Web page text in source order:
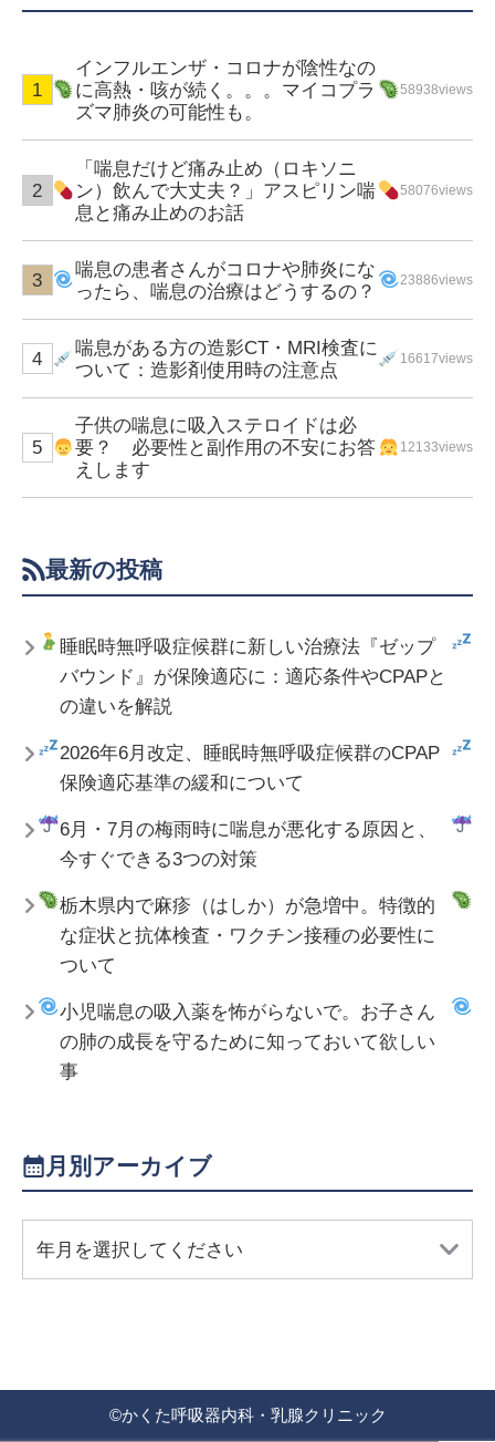
インフルエンザ・コロナが陰性なの
に高熱・咳が続く。。。マイコプラ
ズマ肺炎の可能性も。
58938views
「喘息だけど痛み止め（ロキソニ
ン）飲んで大丈夫？」アスピリン喘
息と痛み止めのお話
58076views
喘息の患者さんがコロナや肺炎にな
ったら、喘息の治療はどうするの？
23886views
喘息がある方の造影CT・MRI検査に
ついて：造影剤使用時の注意点
16617views
子供の喘息に吸入ステロイドは必
要？ 必要性と副作用の不安にお答
えします
12133views
最新の投稿
睡眠時無呼吸症候群に新しい治療法『ゼップ
バウンド』が保険適応に：適応条件やCPAPと
の違いを解説
2026年6月改定、睡眠時無呼吸症候群のCPAP
保険適応基準の緩和について
6月・7月の梅雨時に喘息が悪化する原因と、
今すぐできる3つの対策
栃木県内で麻疹（はしか）が急増中。特徴的
な症状と抗体検査・ワクチン接種の必要性に
ついて
小児喘息の吸入薬を怖がらないで。お子さん
の肺の成長を守るために知っておいて欲しい
事
月別アーカイブ
年月を選択してください
©かくた呼吸器内科・乳腺クリニック